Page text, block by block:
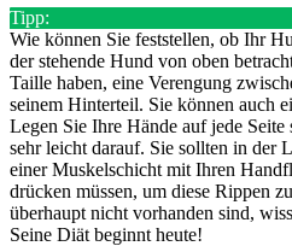
Tipp:
Wie können Sie feststellen, ob Ihr
der stehende Hund von oben
Taille haben, eine Verengung
seinem Hinterteil. Sie können auch
Legen Sie Ihre Hände auf jede
sehr leicht darauf. Sie sollten in der
einer Muskelschicht mit Ihren
drücken müssen, um diese Rippen
überhaupt nicht vorhanden sind,
Seine Diät beginnt heute!